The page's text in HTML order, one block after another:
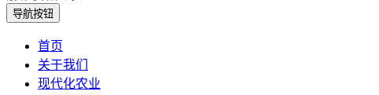
导航按钮
首页
关于我们
现代化农业